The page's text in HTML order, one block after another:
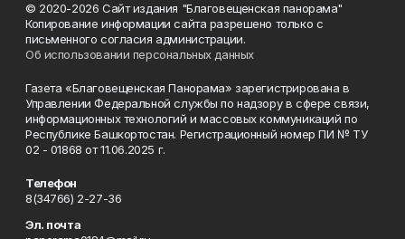
© 2020-2026 Сайт издания "Благовещенская панорама"
Копирование информации сайта разрешено только с
письменного согласия администрации.
Об использовании персональных данных
Газета «Благовещенская Панорама» зарегистрирована в
Управлении Федеральной службы по надзору в сфере связи,
информационных технологий и массовых коммуникаций по
Республике Башкортостан. Регистрационный номер ПИ № ТУ
02 - 01868 от 11.06.2025 г.
Телефон
8(34766) 2-27-36
Эл. почта